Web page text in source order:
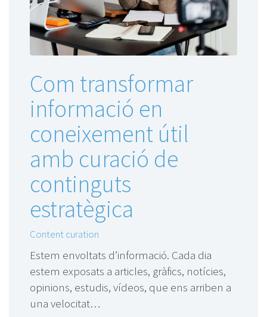
Com transformar
informació en
coneixement útil
amb curació de
continguts
estratègica
Content curation
Estem envoltats d’informació. Cada dia
estem exposats a articles, gràfics, notícies,
opinions, estudis, vídeos, que ens arriben a
una velocitat…